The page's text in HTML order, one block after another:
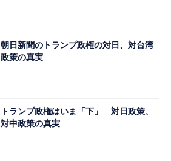
朝日新聞のトランプ政権の対日、対台湾
政策の真実
トランプ政権はいま「下」 対日政策、
対中政策の真実